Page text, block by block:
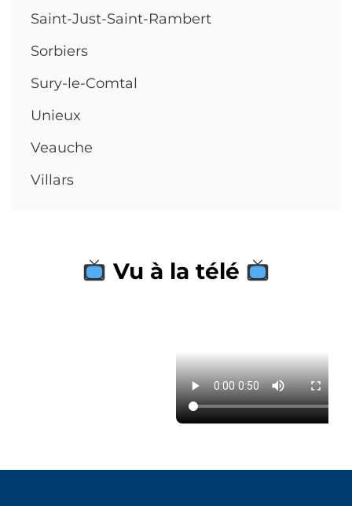
Saint-Just-Saint-Rambert
Sorbiers
Sury-le-Comtal
Unieux
Veauche
Villars
Vu à la télé